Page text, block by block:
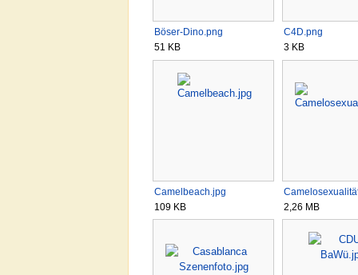
Böser-Dino.png
51 KB
C4D.png
3 KB
Camelbeach.jpg
109 KB
2,26 MB